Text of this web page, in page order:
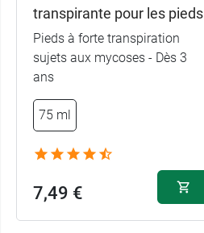
transpirante pour les pieds
Pieds à forte transpiration
sujets aux mycoses - Dès 3
ans
75 ml
7,49 €